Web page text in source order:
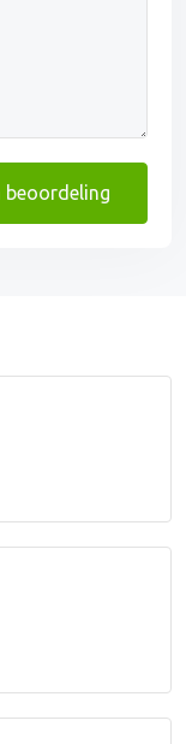
beoordeling